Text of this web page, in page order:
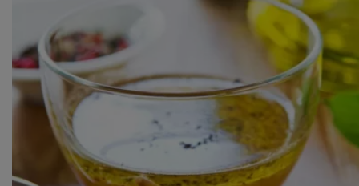
gebruikerservaring te bieden. Ook plaatsen wij cookies
van derde partijen om gepersonaliseerde advertenties te
tonen en/of de inhoud van de advertenties op je
voorkeuren af te stemmen. Je kunt je voorkeuren
beheren via ‘Zelf instellen’. Klik je op ‘Accepteren en
doorgaan’ dan ga je akkoord met het gebruik van alle
cookies zoals omschreven in onzeCookieverklaring